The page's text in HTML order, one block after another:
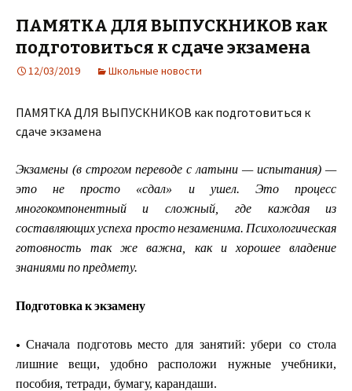
ПАМЯТКА ДЛЯ ВЫПУСКНИКОВ как
подготовиться к сдаче экзамена
12/03/2019 Школьные новости
ПАМЯТКА ДЛЯ ВЫПУСКНИКОВ как подготовиться к
сдаче экзамена
Экзамены (в строгом переводе с латыни — испытания) —
это
не просто «сдал» и ушел. Это процесс
многокомпонентный и сложный,где каждая
из
составляющихуспеха просто незаменима. Психологическая
готовностьтак же важна, как и хорошее владение
знаниямипопредмету.
Подготовка кэкзамену
• Сначала подготовь место для занятий: убери со стола
лишние вещи, удобно расположинужные учебники,
пособия, тетради, бумагу, карандаши.